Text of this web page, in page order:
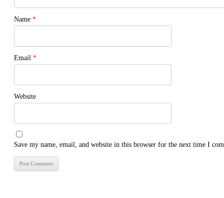
Name *
Email *
Website
Save my name, email, and website in this browser for the next time I